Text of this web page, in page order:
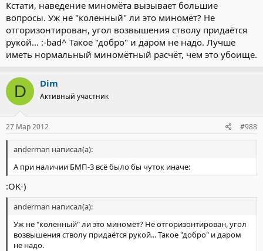
Кстати, наведение миномёта вызывает большие
вопросы. Уж не "коленный" ли это миномёт? Не
отгоризонтирован, угол возвышения стволу придаётся
рукой... :-bad^ Такое "добро" и даром не надо. Лучше
иметь нормальный миномётный расчёт, чем это убоище.
D Dim
Активный участник
27 Мар 2012 #988
anderman написал(а):
А при наличии БМП-3 всё было бы чуток иначе:
:OK-)
anderman написал(а):
Уж не "коленный" ли это миномёт? Не отгоризонтирован, угол
возвышения стволу придаётся рукой... Такое "добро" и даром
не надо.